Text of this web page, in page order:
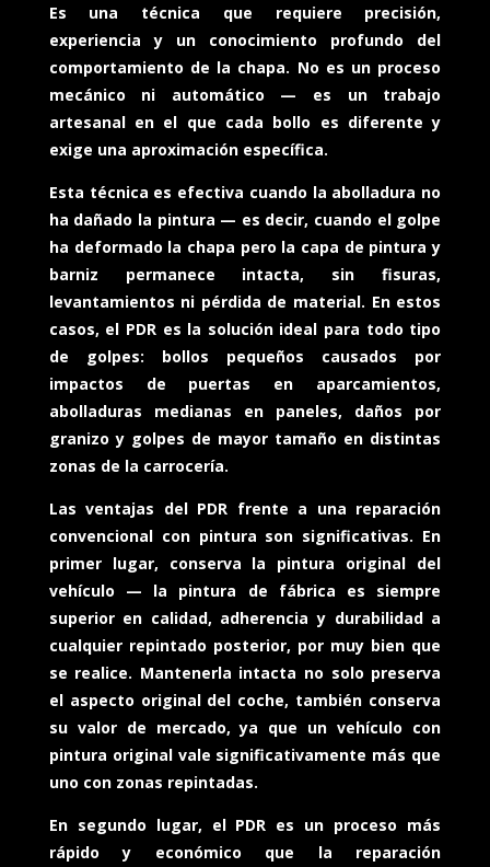
Es una técnica que requiere precisión,
experiencia y un conocimiento profundo del
comportamiento de la chapa. No es un proceso
mecánico ni automático — es un trabajo
artesanal en el que cada bollo es diferente y
exige una aproximación específica.
Esta técnica es efectiva cuando la abolladura no
ha dañado la pintura — es decir, cuando el golpe
ha deformado la chapa pero la capa de pintura y
barniz permanece intacta, sin fisuras,
levantamientos ni pérdida de material. En estos
casos, el PDR es la solución ideal para todo tipo
de golpes: bollos pequeños causados por
impactos de puertas en aparcamientos,
abolladuras medianas en paneles, daños por
granizo y golpes de mayor tamaño en distintas
zonas de la carrocería.
Las ventajas del PDR frente a una reparación
convencional con pintura son significativas. En
primer lugar, conserva la pintura original del
vehículo — la pintura de fábrica es siempre
superior en calidad, adherencia y durabilidad a
cualquier repintado posterior, por muy bien que
se realice. Mantenerla intacta no solo preserva
el aspecto original del coche, también conserva
su valor de mercado, ya que un vehículo con
pintura original vale significativamente más que
uno con zonas repintadas.
En segundo lugar, el PDR es un proceso más
rápido y económico que la reparación